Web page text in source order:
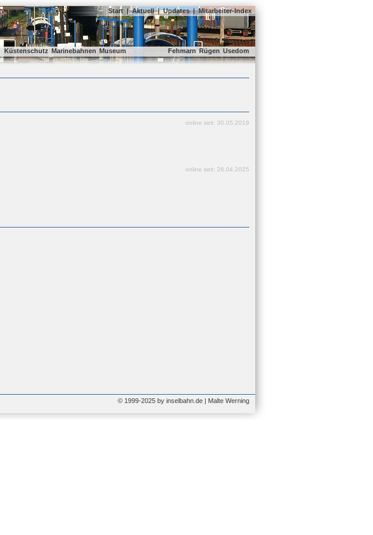
Start | Aktuell | Updates | Mitarbeiter-Index
Küstenschutz Marinebahnen Museum Fehmarn Rügen Usedom
online seit: 30.05.2019
online seit: 26.04.2025
© 1999-2025 by inselbahn.de | Malte Werning